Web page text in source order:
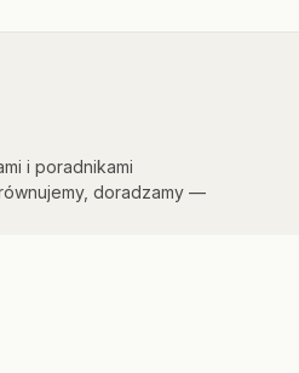
i poradnikami
doradzamy —